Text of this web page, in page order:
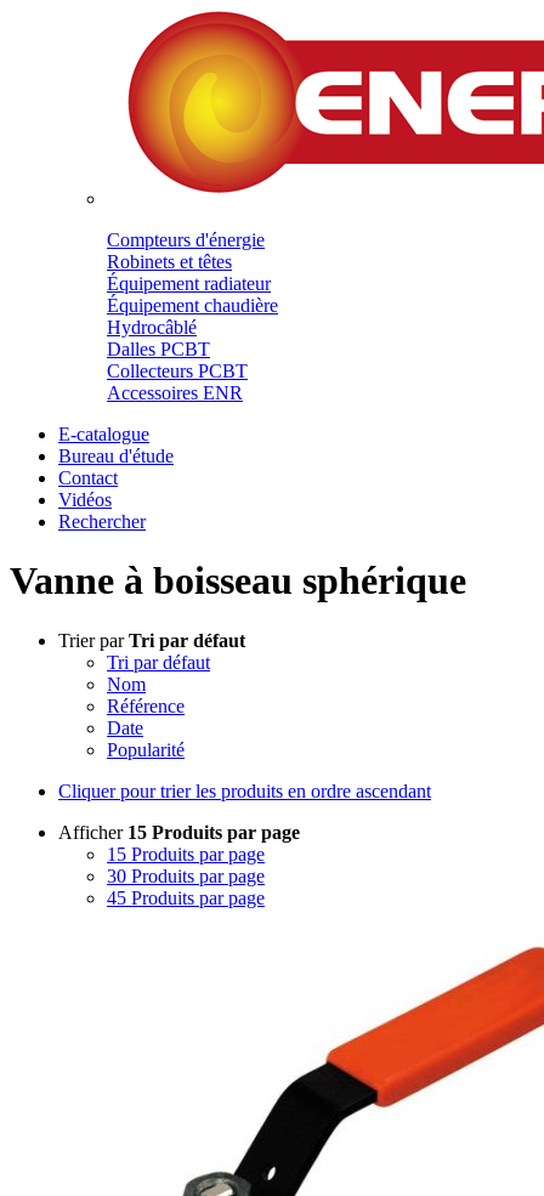
Compteurs d'énergie
Robinets et têtes
Équipement radiateur
Équipement chaudière
Hydrocâblé
Dalles PCBT
Collecteurs PCBT
Accessoires ENR
E-catalogue
Bureau d'étude
Contact
Vidéos
Rechercher
Vanne à boisseau sphérique
Trier parTri par défaut
Tri par défaut
Nom
Référence
Date
Popularité
Cliquer pour trier les produits en ordre ascendant
Afficher 15 Produits par page
15 Produits par page
30 Produits par page
45 Produits par page